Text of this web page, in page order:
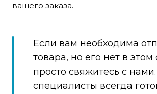
вашего заказа.
Если вам необходима
товара, но его нет в этом
просто свяжитесь с
специалисты всегда